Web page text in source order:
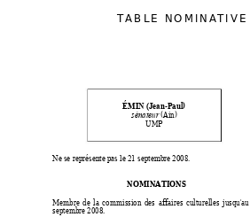
TABLE NOMINATIVE
ÉMIN (Jean-Paul)
sénateur (Ain)
UMP
Ne se représente pas le 21 septembre 2008.
NOMINATIONS
Membre de la commission des affaires culturelles jusqu'au
septembre 2008.